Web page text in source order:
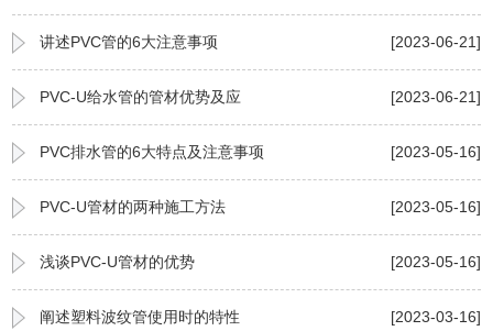
讲述PVC管的6大注意事项 [2023-06-21]
PVC-U给水管的管材优势及应 [2023-06-21]
PVC排水管的6大特点及注意事项 [2023-05-16]
PVC-U管材的两种施工方法 [2023-05-16]
浅谈PVC-U管材的优势 [2023-05-16]
阐述塑料波纹管使用时的特性 [2023-03-16]